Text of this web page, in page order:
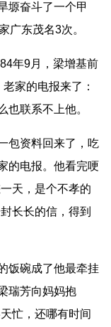
塬奋斗了一个甲
广东茂名3次。
年9月，梁增基前
家的电报来了：
也联系不上他。
包资料回来了，吃
的电报。他看完哽
天，是个不孝的
长长的信，得到
饭碗成了他最牵挂
瑞芳向妈妈抱
忙，还哪有时间